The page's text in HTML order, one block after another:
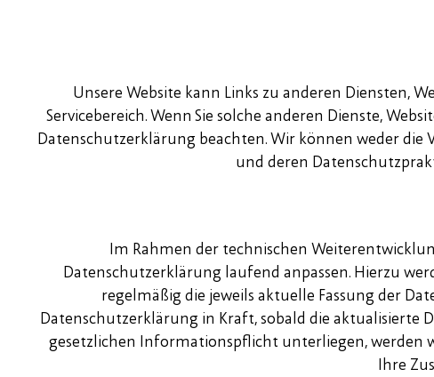
Unsere Website kann Links zu anderen Diensten,
Servicebereich. Wenn Sie solche anderen Dienste,
Datenschutzerklärung beachten. Wir können weder
und deren
Im Rahmen der technischen
Datenschutzerklärung laufend anpassen. Hierzu
regelmäßig die jeweils aktuelle Fassung der
Datenschutzerklärung in Kraft, sobald die aktualisierte
gesetzlichen Informationspflicht unterliegen, werden
Ihre